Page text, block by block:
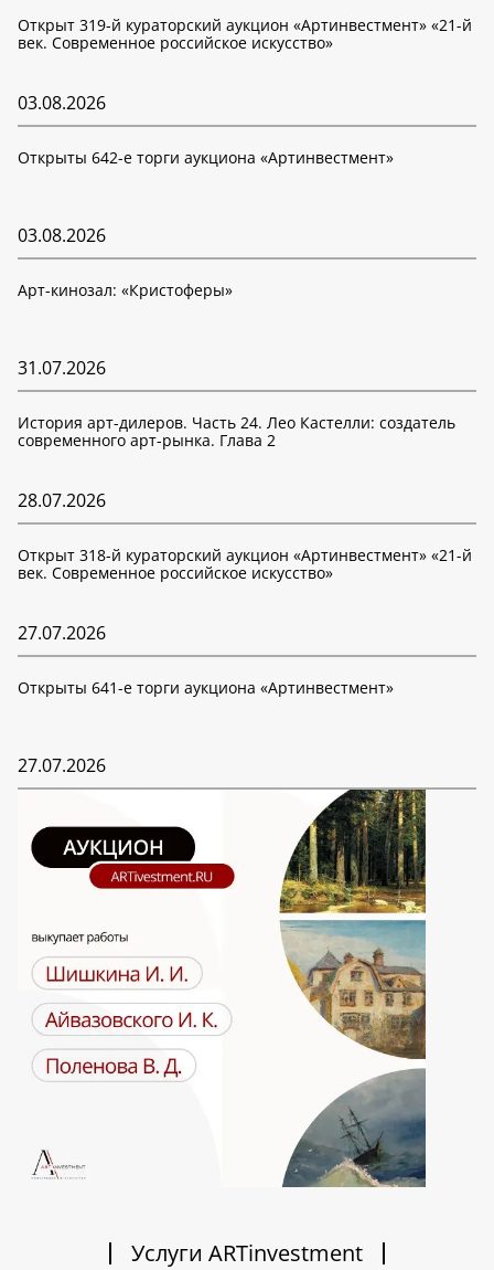
Открыт 319-й кураторский аукцион «Артинвестмент» «21-й
век. Современное российское искусство»
03.08.2026
Открыты 642-е торги аукциона «Артинвестмент»
03.08.2026
Арт-кинозал: «Кристоферы»
31.07.2026
История арт-дилеров. Часть 24. Лео Кастелли: создатель
современного арт-рынка. Глава 2
28.07.2026
Открыт 318-й кураторский аукцион «Артинвестмент» «21-й
век. Современное российское искусство»
27.07.2026
Открыты 641-е торги аукциона «Артинвестмент»
27.07.2026
Услуги ARTinvestment